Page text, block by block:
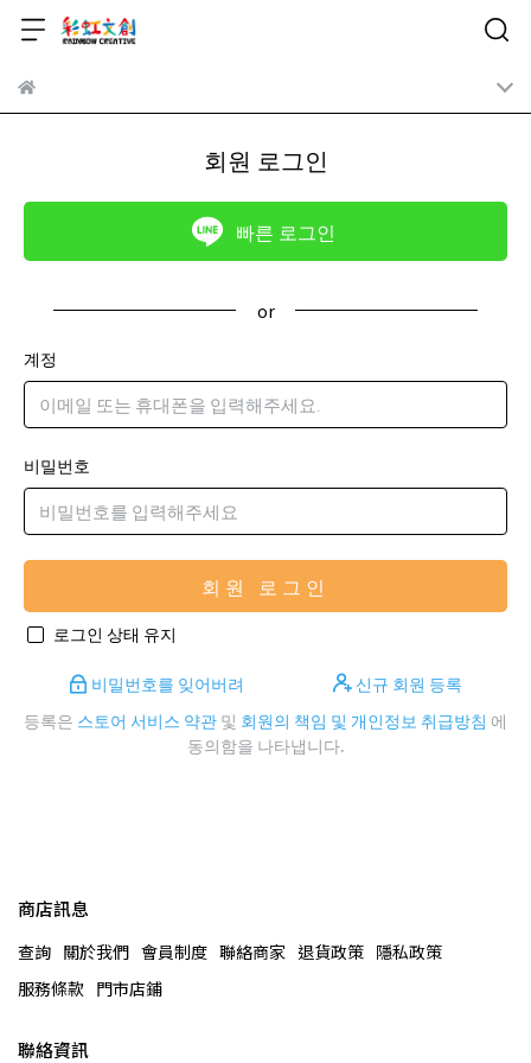
회원 로그인
빠른 로그인
계정
비밀번호
회원 로그인
로그인 상태 유지
비밀번호를 잊어버려
신규 회원 등록
등록은 스토어 서비스 약관 및 회원의 책임 및 개인정보 취급방침 에
동의함을 나타냅니다.
商店訊息
查詢 關於我們 會員制度 聯絡商家 退貨政策 隱私政策
服務條款 門市店鋪
聯絡資訊